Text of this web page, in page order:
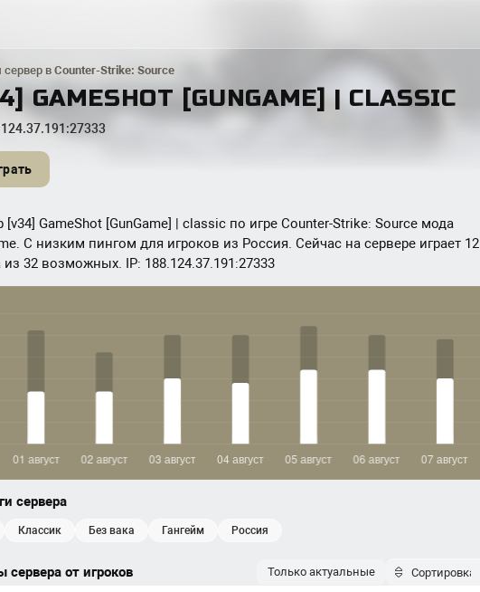
сервер в Counter-Strike: Source
GAMESHOT [GUNGAME] | CLASSIC
[v34] GameShot [GunGame] | classic по игре Counter-Strike: Source мода
С низким пингом для игроков из Россия. Сейчас на сервере играет 12
из 32 возможных. IP: 188.124.37.191:27333
сервера
классик без вака гангейм россия
сервера от игроков Только актуальные